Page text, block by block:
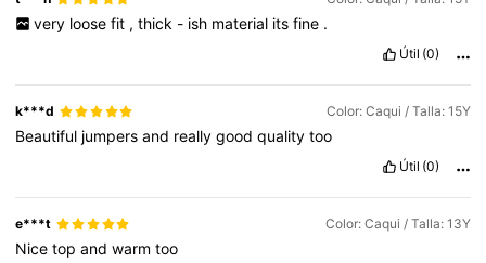
very loose fit , thick - ish material its fine .
Útil (0)
k***d Color: Caqui / Talla: 15Y
Beautiful jumpersand reallygoodqualitytoo
Útil (0)
e***t Color: Caqui / Talla: 13Y
Nicetopandwarmtoo